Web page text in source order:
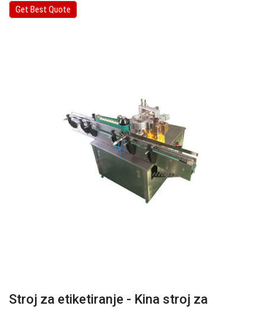
Get Best Quote
Stroj za etiketiranje - Kina stroj za